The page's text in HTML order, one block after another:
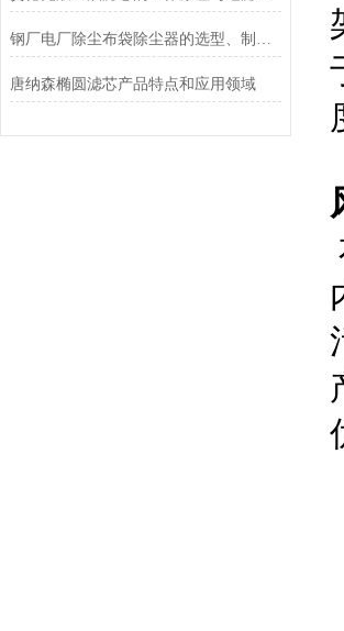
钢厂电厂除尘布袋除尘器的选型、制造、安装
唐纳森椭圆滤芯产品特点和应用领域